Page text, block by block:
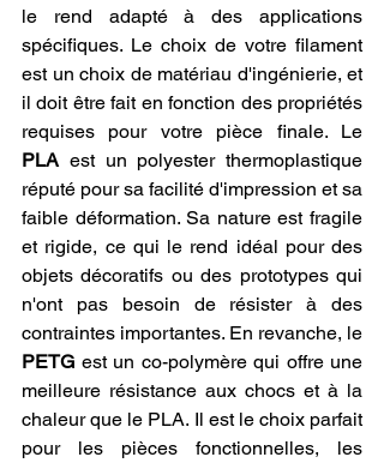
le rend adapté à des applications
spécifiques. Le choix de votre filament
est un choix de matériau d'ingénierie, et
il doit être fait en fonction des propriétés
PLA est un polyester thermoplastique
réputé pour sa facilité d'impression et sa
faible déformation. Sa nature est fragile
et rigide, ce qui le rend idéal pour des
objets décoratifs ou des prototypes qui
n'ont pas besoin de résister à des
PETG est un co-polymère qui offre une
meilleure résistance aux chocs et à la
chaleur que le PLA. Il est le choix parfait
pour les pièces fonctionnelles, les